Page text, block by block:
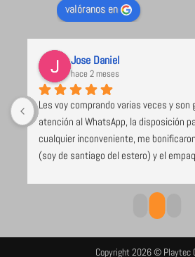
valóranos en
Jose Daniel
hace 2 meses
Les voy comprando varias veces y son
atención al WhatsApp, la disposición
cualquier inconveniente, me
(soy de santiago del estero) y el
duro, los juegos envueltos en papel
Copyright 2026 © Playtec